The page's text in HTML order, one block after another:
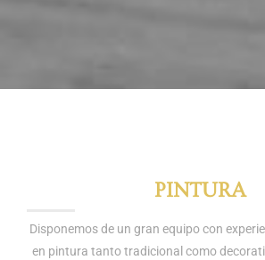
PINTURA
Disponemos de un gran equipo con
en pintura tanto tradicional como